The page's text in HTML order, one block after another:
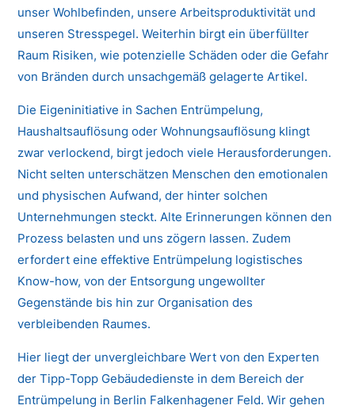
unser Wohlbefinden, unsere Arbeitsproduktivität und
unseren Stresspegel. Weiterhin birgt ein überfüllter
Raum Risiken, wie potenzielle Schäden oder die Gefahr
von Bränden durch unsachgemäß gelagerte Artikel.
Die Eigeninitiative in Sachen Entrümpelung,
Haushaltsauflösung oder Wohnungsauflösung klingt
zwar verlockend, birgt jedoch viele Herausforderungen.
Nicht selten unterschätzen Menschen den emotionalen
und physischen Aufwand, der hinter solchen
Unternehmungen steckt. Alte Erinnerungen können den
Prozess belasten und uns zögern lassen. Zudem
erfordert eine effektive Entrümpelung logistisches
Know-how, von der Entsorgung ungewollter
Gegenstände bis hin zur Organisation des
verbleibenden Raumes.
Hier liegt der unvergleichbare Wert von den Experten
der Tipp-Topp Gebäudedienste in dem Bereich der
Entrümpelung in Berlin Falkenhagener Feld. Wir gehen